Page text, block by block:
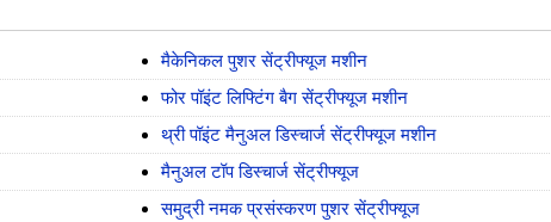
मैकेनिकल पुशर सेंट्रीफ्यूज मशीन
फोर पॉइंट लिफ्टिंग बैग सेंट्रीफ्यूज मशीन
थ्री पॉइंट मैनुअल डिस्चार्ज सेंट्रीफ्यूज मशीन
मैनुअल टॉप डिस्चार्ज सेंट्रीफ्यूज
समुद्री नमक प्रसंस्करण पुशर सेंट्रीफ्यूज